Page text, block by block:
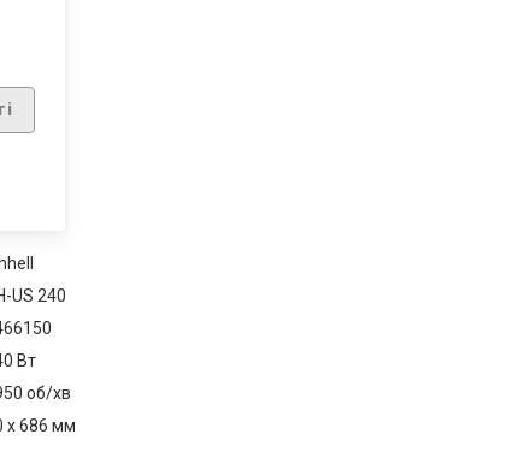
US 240
Вт
об/хв
x 686 мм